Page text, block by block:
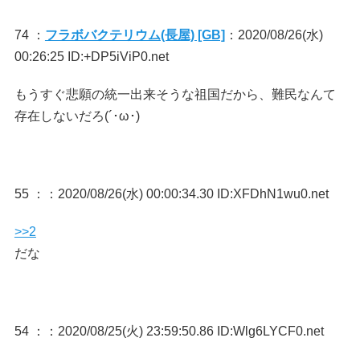
74 ： フラボバクテリウム(長屋) [GB] ：2020/08/26(水)
00:26:25 ID:+DP5iViP0.net
もうすぐ悲願の統一出来そうな祖国だから、難民なんて
存在しないだろ(´･ω･)
55 ： ：2020/08/26(水) 00:00:34.30 ID:XFDhN1wu0.net
>>2
だな
54 ： ：2020/08/25(火) 23:59:50.86 ID:Wlg6LYCF0.net